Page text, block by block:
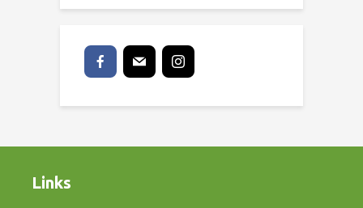
Links